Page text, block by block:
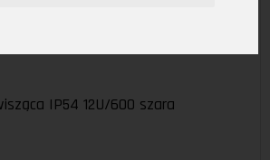
IP54 12U/600 szara